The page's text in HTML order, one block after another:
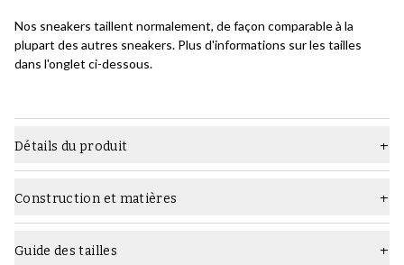
Nos sneakers taillent normalement, de façon comparable à la
plupart des autres sneakers. Plus d'informations sur les tailles
dans l'onglet ci-dessous.
Détails du produit
Type Baskets
Construction et matières
La construction collée est la méthode de fabrication la plus
basique pour les chaussures. Ici, la tige, avec la semelle
Guide des tailles